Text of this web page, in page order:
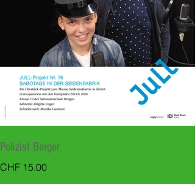
Polizist Berger
Preis
CHF 15.00